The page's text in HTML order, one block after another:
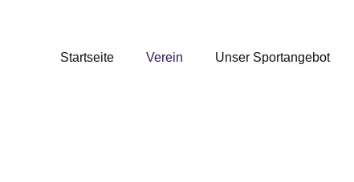
Startseite Verein Unser Sportangebot